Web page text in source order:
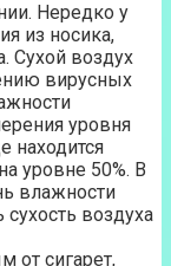
Нередко у
из носика,
Сухой воздух
вирусных
уровня
находится
уровне 50%. В
влажности
воздуха
от сигарет,